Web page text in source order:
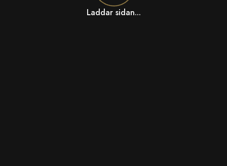
Laddar sidan...